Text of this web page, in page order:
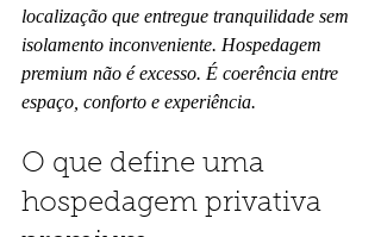
localização que entregue tranquilidade sem
isolamento inconveniente. Hospedagem
premium não é excesso. É coerência entre
espaço, conforto e experiência.
O que define uma
hospedagem privativa